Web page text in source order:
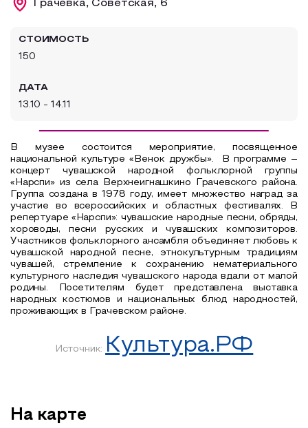
Аттестованные экскурсоводы
Все маршруты
Грачевка, Советская, 6
СТОИМОСТЬ
150
ДАТА
13.10 - 14.11
В музее состоится мероприятие, посвященное
национальной культуре «Венок дружбы».
В программе –
концерт чувашской народной фольклорной группы
«Нарспи» из села Верхнеигнашкино Грачевского района.
Группа создана в 1978 году, имеет множество наград за
участие во всероссийских и областных фестивалях. В
репертуаре «Нарспи»: чувашские народные песни, обряды,
хороводы, песни русских и чувашских композиторов.
Участников фольклорного ансамбля объединяет любовь к
чувашской народной песне, этнокультурным традициям
чувашей, стремление к сохранению нематериального
культурного наследия чувашского народа вдали от малой
родины. Посетителям будет представлена выставка
народных костюмов и национальных блюд народностей,
проживающих в Грачевском районе.
Источник: Культура.РФ
На карте